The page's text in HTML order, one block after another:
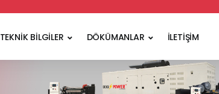
TEKNİK BİLGİLER DÖKÜMANLAR İLETİŞİM